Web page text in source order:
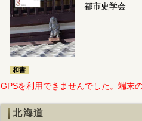
和書
都市史学会
GPSを利用できませんでした。端末
北海道